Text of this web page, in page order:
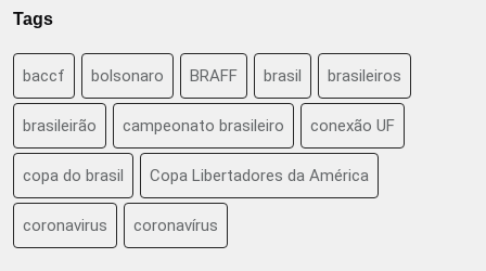
Tags
baccf bolsonaro BRAFF brasil brasileiros
brasileirão campeonato brasileiro conexão UF
copa do brasil Copa Libertadores da América
coronavirus coronavírus